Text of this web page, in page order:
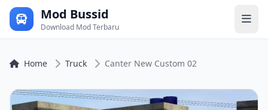
Mod Bussid
Download Mod Terbaru
Home Truck Canter New Custom 02